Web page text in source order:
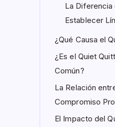
La Diferencia
Establecer
¿Qué Causa el
¿Es el Quiet
Común?
La Relación
Compromiso
El Impacto del